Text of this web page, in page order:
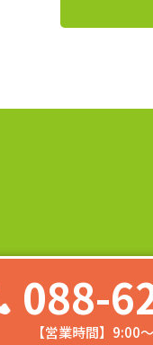
088-
【営業時間】9:00